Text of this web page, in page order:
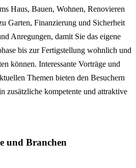
Haus, Bauen, Wohnen, Renovieren
Garten, Finanzierung und Sicherheit
Anregungen, damit Sie das eigene
bis zur Fertigstellung wohnlich und
können. Interessante Vorträge und
Themen bieten den Besuchern
zusätzliche kompetente und attraktive
breit gefächerte Angebotsspektrum
bietet für jeden
und Sanierer finden auf der
Richtige für ihre Projekte.
und Branchen